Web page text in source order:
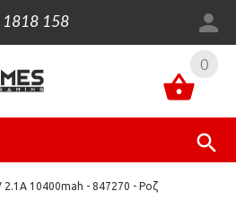
1818 158
0
0
2.1A 10400mah - 847270 - Ροζ